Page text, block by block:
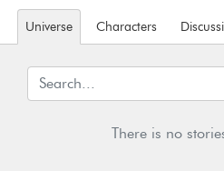
Universe Characters
There is no